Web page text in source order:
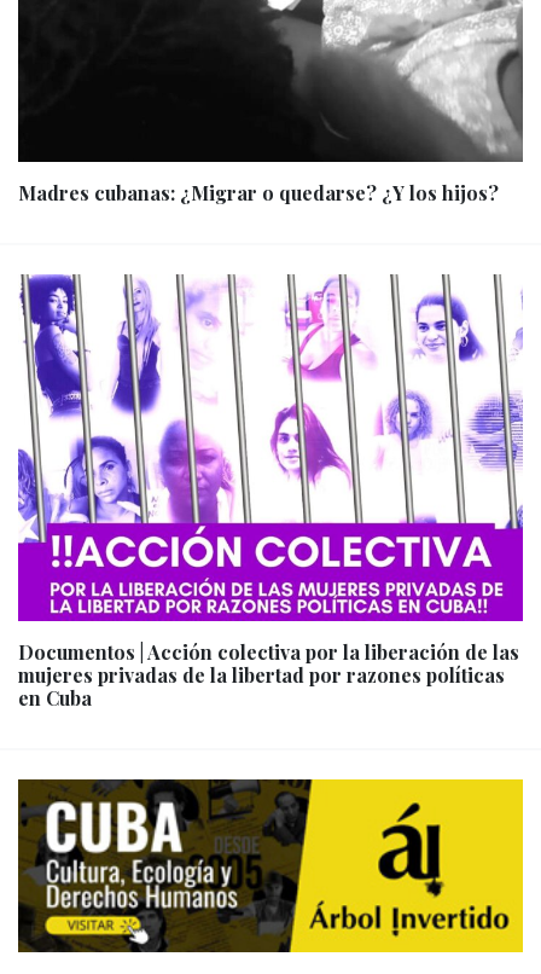
Madres cubanas: ¿Migrar o quedarse? ¿Y los hijos?
Documentos | Acción colectiva por la liberación de las
mujeres privadas de la libertad por razones políticas
en Cuba